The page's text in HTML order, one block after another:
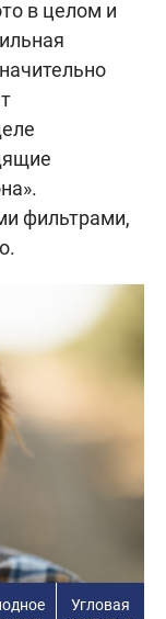
в целом и
фильтрами,
Угловая